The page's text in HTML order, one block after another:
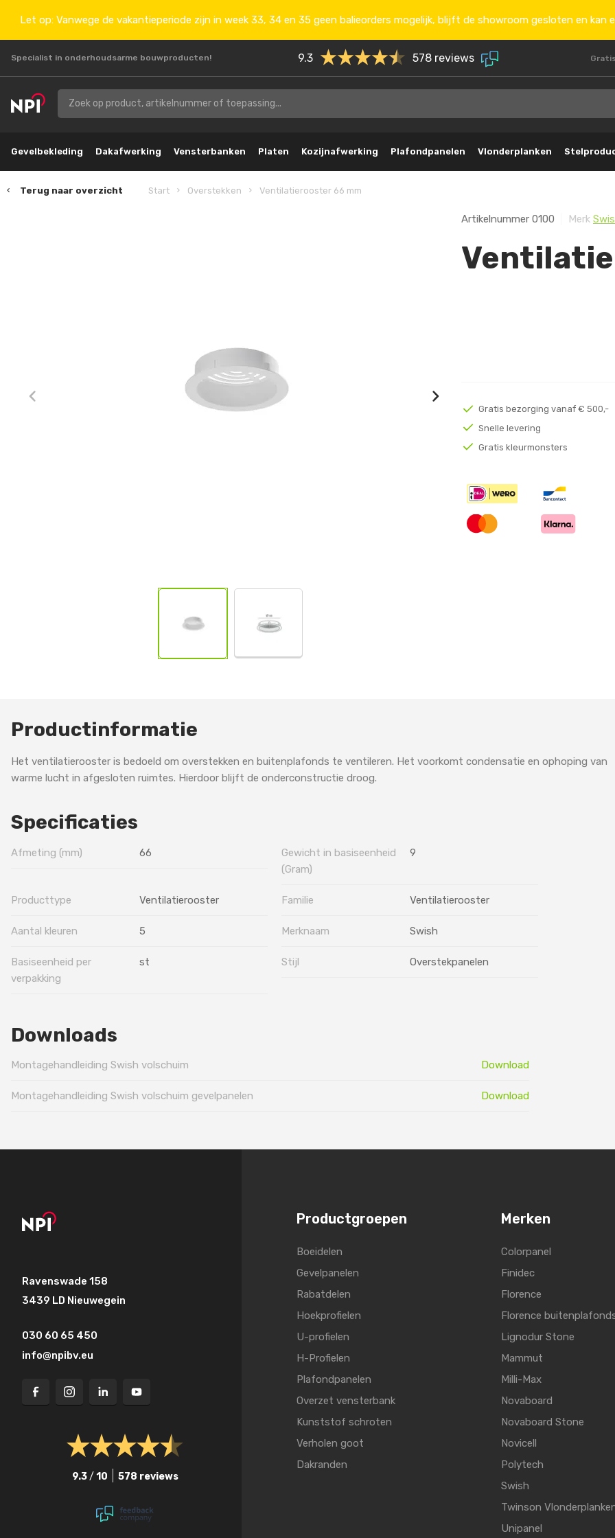
Let op: Vanwege de vakantieperiode zijn in week 33, 34 en 35 geen balieorders mogelijk, blijft de showroom gesloten en
Specialist in onderhoudsarme bouwproducten! 9.3 578 reviews
Gevelbekleding Dakafwerking Vensterbanken Platen Kozijnafwerking Plafondpanelen Vlonderplanken
Terug naar overzicht Start Overstekken Ventilatierooster 66 mm
Artikelnummer 0100 Merk
Gratis bezorging vanaf € 500,-
Snelle levering
Gratis kleurmonsters
Productinformatie
Het ventilatierooster is bedoeld om overstekken en buitenplafonds te ventileren. Het voorkomt condensatie en ophoping van
warme lucht in afgesloten ruimtes. Hierdoor blijft de onderconstructie droog.
Specificaties
Afmeting (mm) 66
Gewicht in basiseenheid
(Gram)
9
Producttype Ventilatierooster Familie Ventilatierooster
Aantal kleuren 5 Merknaam Swish
Basiseenheid per
verpakking
st Stijl Overstekpanelen
Downloads
Montagehandleiding Swish volschuim Download
Montagehandleiding Swish volschuim gevelpanelen Download
Ravenswade 158
3439 LD Nieuwegein
030 60 65 450
info@npibv.eu
9.3 / 10 578 reviews
Productgroepen
Boeidelen
Gevelpanelen
Rabatdelen
Hoekprofielen
U-profielen
H-Profielen
Plafondpanelen
Overzet vensterbank
Kunststof schroten
Verholen goot
Dakranden
Merken
Colorpanel
Finidec
Florence
Florence
Lignodur Stone
Mammut
Milli-Max
Novaboard
Novaboard Stone
Novicell
Polytech
Swish
Twinson
Unipanel